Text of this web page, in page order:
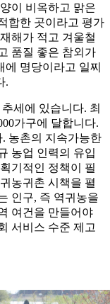
이 비옥하고 맑은
합한 곳이라고 평가
해가 적고 겨울철
품질 좋은 참외가
명당이라고 일찌
.
세에 있습니다. 최
가구에 달합니다.
농촌의 지속가능한
농업 인력의 유입
기적인 정책이 필
농귀촌 시책을 펼
인구, 즉 역귀농을
여건을 만들어야
서비스 수준 제고